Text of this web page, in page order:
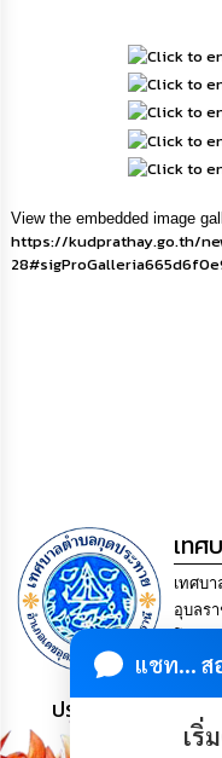
กิจการ
สภา
การ
จัดการ
ความ
รู้
การ
ติดต่อ
View the embedded image
https://kudprathay.go.th/
แชท... ส
เริ่
เทศ
เทศบ
อุบลร
ประชาชน มีภูมิคุ้ม